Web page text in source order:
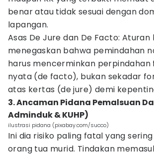
benar atau tidak sesuai dengan
lapangan.
Asas De Jure dan De Facto:
menegaskan bahwa pemindahan
harus mencerminkan perpindahan
nyata (de facto), bukan sekadar
atas kertas (de jure) demi
3. Ancaman Pidana Pemalsuan
Adminduk & KUHP)
ilustrasi pidana (pixabay.com/succo)
Ini dia risiko paling fatal yang
orang tua murid. Tindakan